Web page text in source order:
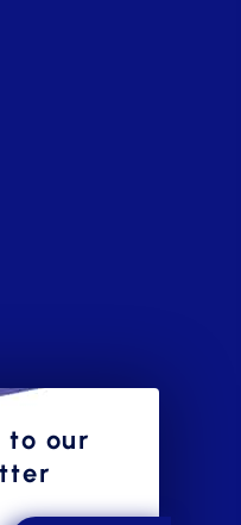
to our